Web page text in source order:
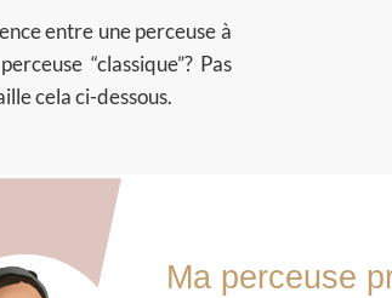
entre une perceuse à
“classique”? Pas
cela ci-dessous.
Ma perceuse